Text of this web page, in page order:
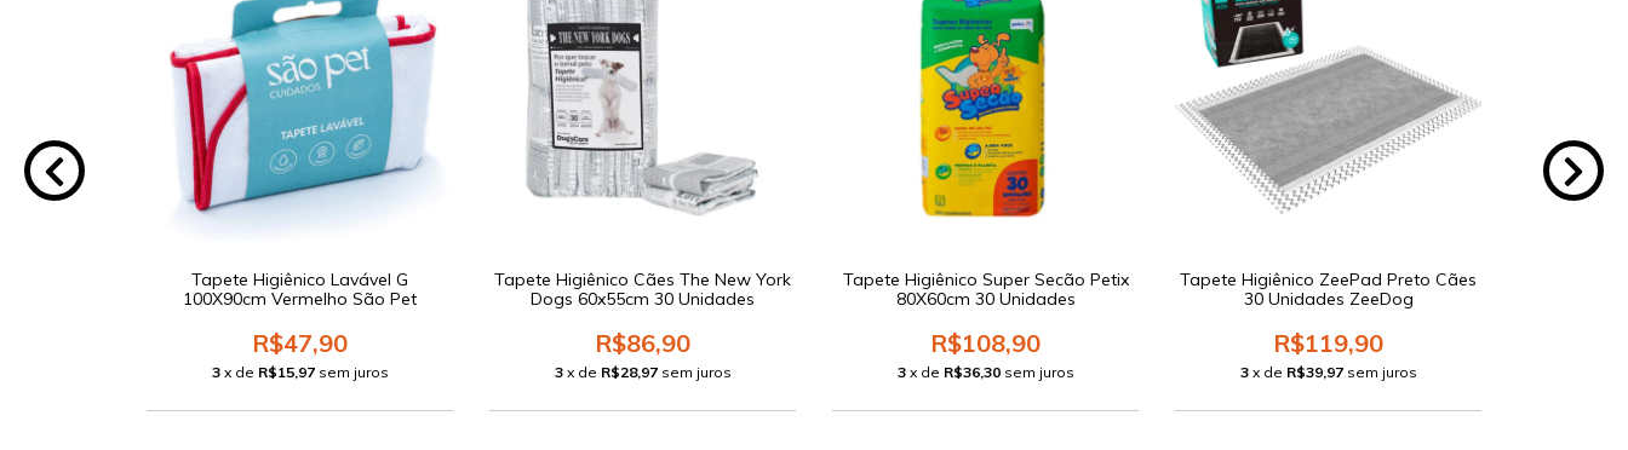
Tapete Higiênico Lavável G
100X90cm Vermelho São Pet
R$47,90
3 x de R$15,97 sem juros
Tapete Higiênico Cães The New York
Dogs 60x55cm 30 Unidades
R$86,90
3 x de R$28,97 sem juros
Tapete Higiênico Super Secão Petix
80X60cm 30 Unidades
R$108,90
3 x de R$36,30 sem juros
Tapete Higiênico ZeePad Preto Cães
30 Unidades ZeeDog
R$119,90
3 x de R$39,97 sem juros